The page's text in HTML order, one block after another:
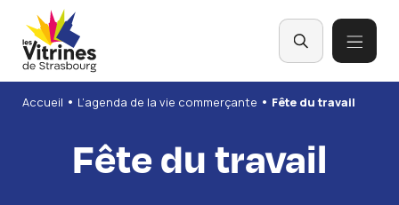
Accueil • L’agenda de la vie commerçante • Fête du travail
Fête du travail
Panneau de gestion des cookies